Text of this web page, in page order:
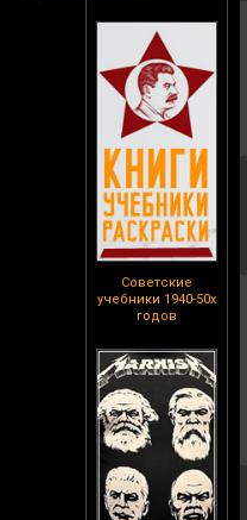
Советские
учебники 1940-50х
годов